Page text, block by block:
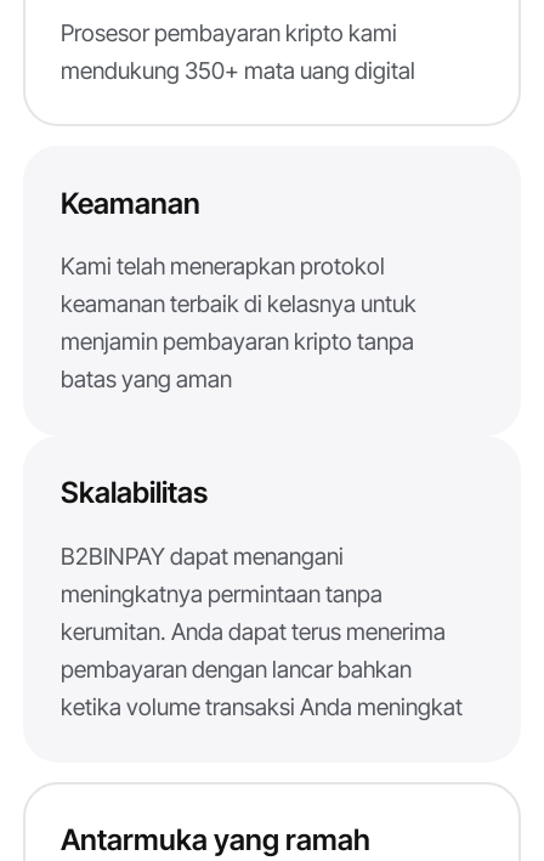
Prosesor pembayaran kripto kami
mendukung 350+ mata uang digital
Keamanan
Kami telah menerapkan protokol
keamanan terbaik di kelasnya untuk
menjamin pembayaran kripto tanpa
batas yang aman
Skalabilitas
B2BINPAY dapat menangani
meningkatnya permintaan tanpa
kerumitan. Anda dapat terus menerima
pembayaran dengan lancar bahkan
ketika volume transaksi Anda meningkat
Antarmuka yang ramah